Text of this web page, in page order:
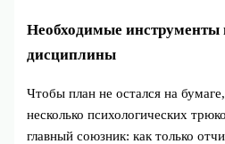
Необходимые
дисциплины
Чтобы план не остался на
несколько психологических
главный союзник: как только